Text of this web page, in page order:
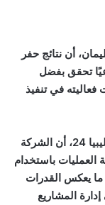
أن نتائج حفر
تحقق بفضل
فعاليته في تنفيذ
وأوضح سليمان، عبر منشور بفيسبوك، طالعته ليبيا 24، أن الشركة
العمليات باستخدام
ما يعكس القدرات
المشاريع